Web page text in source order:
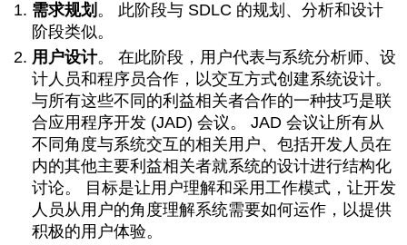
需求规划 。 此阶段与 SDLC 的规划、分析和设计
阶段类似。
用户设计。在此阶段，用户代表与系统分析师、设
计人员和程序员合作，以交互方式创建系统设计。
与所有这些不同的利益相关者合作的一种技巧是联
合应用程序开发 (JAD) 会议。 JAD 会议让所有从
不同角度与系统交互的相关用户、包括开发人员在
内的其他主要利益相关者就系统的设计进行结构化
讨论。 目标是让用户理解和采用工作模式，让开发
人员从用户的角度理解系统需要如何运作，以提供
积极的用户体验。